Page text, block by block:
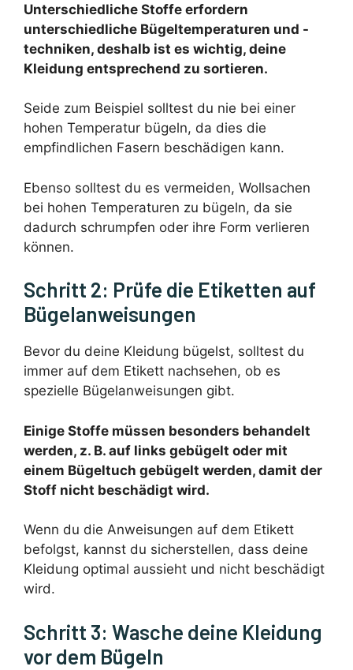
Unterschiedliche Stoffe erfordern
unterschiedliche Bügeltemperaturen und -
techniken, deshalb ist es wichtig, deine
Kleidung entsprechend zu sortieren.
Seide zum Beispiel solltest du nie bei einer
hohen Temperatur bügeln, da dies die
empfindlichen Fasern beschädigen kann.
Ebenso solltest du es vermeiden, Wollsachen
bei hohen Temperaturen zu bügeln, da sie
dadurch schrumpfen oder ihre Form verlieren
können.
Schritt 2: Prüfe die Etiketten auf
Bügelanweisungen
Bevor du deine Kleidung bügelst, solltest du
immer auf dem Etikett nachsehen, ob es
spezielle Bügelanweisungen gibt.
Einige Stoffe müssen besonders behandelt
werden, z. B. auf links gebügelt oder mit
einem Bügeltuch gebügelt werden, damit der
Stoff nicht beschädigt wird.
Wenn du die Anweisungen auf dem Etikett
befolgst, kannst du sicherstellen, dass deine
Kleidung optimal aussieht und nicht beschädigt
wird.
Schritt 3: Wasche deine Kleidung
vor dem Bügeln